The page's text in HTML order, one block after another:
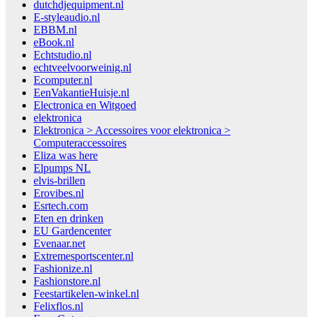
dutchdjequipment.nl
E-styleaudio.nl
EBBM.nl
eBook.nl
Echtstudio.nl
echtveelvoorweinig.nl
Ecomputer.nl
EenVakantieHuisje.nl
Electronica en Witgoed
elektronica
Elektronica > Accessoires voor elektronica >
Computeraccessoires
Eliza was here
Elpumps NL
elvis-brillen
Erovibes.nl
Esrtech.com
Eten en drinken
EU Gardencenter
Evenaar.net
Extremesportscenter.nl
Fashionize.nl
Fashionstore.nl
Feestartikelen-winkel.nl
Felixflos.nl